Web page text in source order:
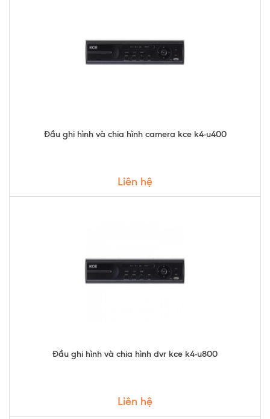
Đầu ghi hình và chia hình camera kce k4-u400
Liên hệ
Đầu ghi hình và chia hình dvr kce k4-u800
Liên hệ